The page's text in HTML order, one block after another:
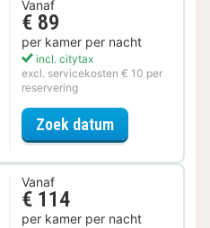
Vanaf
€ 89
per kamer per nacht
incl. citytax
excl. servicekosten € 10 per
reservering
Zoek datumvoor Parkeer
Vanaf
€ 114
per kamer per nacht